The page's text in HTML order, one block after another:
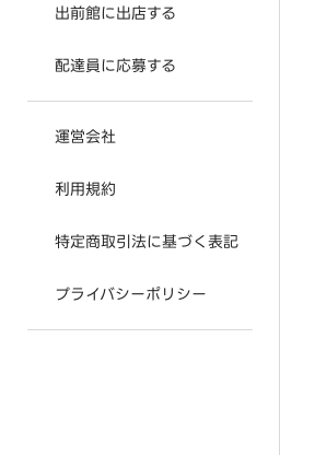
出前館に出店する
配達員に応募する
運営会社
利用規約
特定商取引法に基づく表記
プライバシーポリシー